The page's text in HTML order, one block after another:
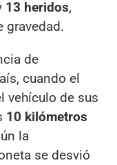
13 heridos,
gravedad.
de
cuando el
vehículo de sus
10 kilómetros
la
se desvió